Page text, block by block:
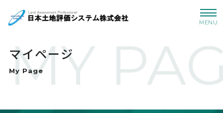
MENU
MY
マイページ
My Page